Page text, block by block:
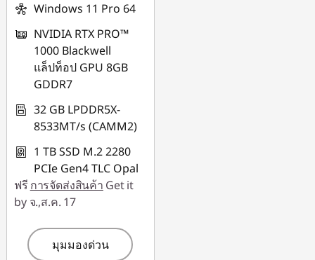
Windows 11 Pro 64
NVIDIA RTX PRO™
1000 Blackwell
แล็ปท็อป GPU 8GB
GDDR7
32 GB LPDDR5X-
8533MT/s (CAMM2)
1 TB SSD M.2 2280
PCIe Gen4 TLC Opal
ฟรี การจัดส่งสินค้า Get it
by จ.,ส.ค. 17
มุมมองด่วน